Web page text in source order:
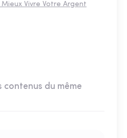
Mieux Vivre Votre Argent
contenus du même